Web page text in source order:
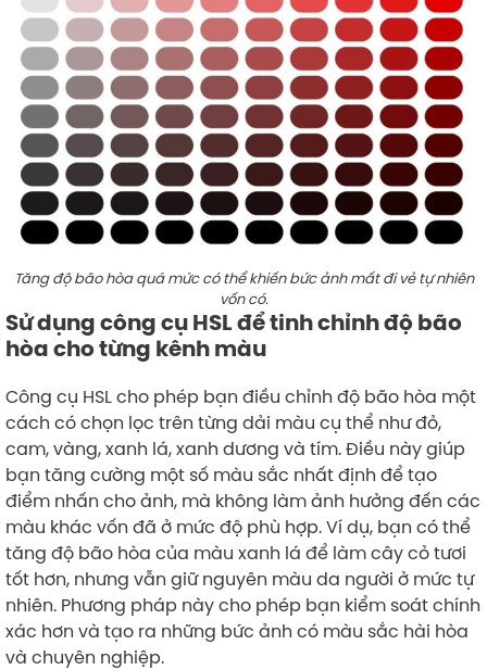
Tăng độ bão hòa quá mức có thể khiến bức ảnh mất đi vẻ tự nhiên
vốn có.
Sử dụng công cụ HSL để tinh chỉnh độ bão
hòa cho từng kênh màu
Công cụ HSL cho phép bạn điều chỉnh độ bão hòa một
cách có chọn lọc trên từng dải màu cụ thể như đỏ,
cam, vàng, xanh lá, xanh dương và tím. Điều này giúp
bạn tăng cường một số màu sắc nhất định để tạo
điểm nhấn cho ảnh, mà không làm ảnh hưởng đến các
màu khác vốn đã ở mức độ phù hợp. Ví dụ, bạn có thể
tăng độ bão hòa của màu xanh lá để làm cây cỏ tươi
tốt hơn, nhưng vẫn giữ nguyên màu da người ở mức tự
nhiên. Phương pháp này cho phép bạn kiểm soát chính
xác hơn và tạo ra những bức ảnh có màu sắc hài hòa
và chuyên nghiệp.